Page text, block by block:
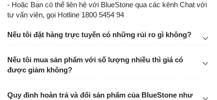
- Hoặc Bạn có thể liên hệ với BlueStone qua các kênh Chat với
tư vấn viên, gọi Hotline 1800 5454 94
Nếu tôi đặt hàng trực tuyến có những rủi ro gì không?
Nếu tôi mua sản phẩm với số lượng nhiều thì giá có
được giảm không?
Quy đinh hoàn trả và đổi sản phẩm của BlueStone như